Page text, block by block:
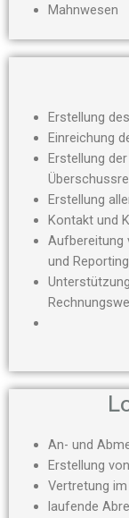
Mahnwesen
Erstellung
Einreichung
Erstellung
Erstellung
Kontakt und
Aufbereitung
und
An- und
Erstellung
Vertretung
laufende